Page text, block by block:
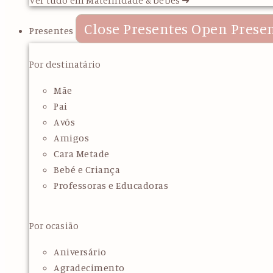
Presentes Close Presentes Open
Por destinatário
Mãe
Pai
Avós
Amigos
Cara Metade
Bebé e Criança
Professoras e Educadoras
Por ocasião
Aniversário
Agradecimento